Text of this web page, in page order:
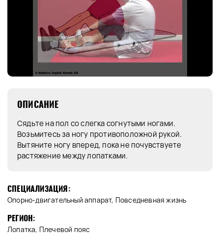
ОПИСАНИЕ
Сядьте на пол со слегка согнутыми ногами.
Возьмитесь за ногу противоположной рукой.
Вытяните ногу вперед, пока не почувствуете
растяжение между лопатками.
СПЕЦИАЛИЗАЦИЯ:
Опорно-двигательный аппарат, Повседневная жизнь
РЕГИОН:
Лопатка, Плечевой пояс